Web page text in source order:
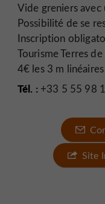
Vide greniers avec
Possibilité de se
Inscription
Tourisme Terres
4€ les 3 m linéaires
Tél. :+33 5 55 98
Site